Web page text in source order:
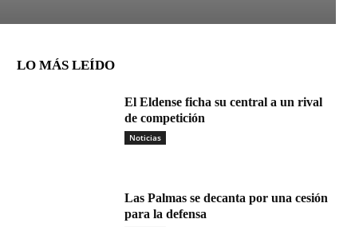
LO MÁS LEÍDO
El Eldense ficha su central a un rival
de competición
Noticias
Las Palmas se decanta por una cesión
para la defensa